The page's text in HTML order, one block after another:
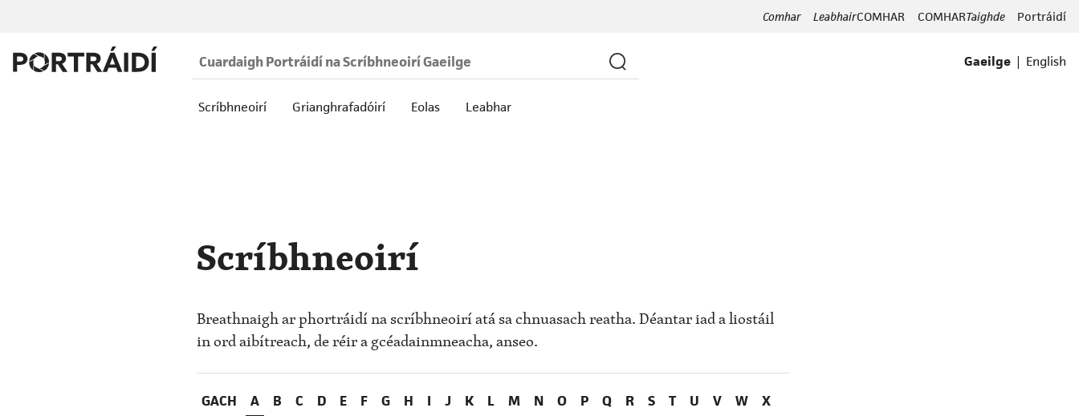
Comhar LeabhairCOMHAR COMHARTaighde Portráidí
Gaeilge | English
Scríbhneoirí Grianghrafadóirí Eolas Leabhar
Scríbhneoirí
Breathnaigh ar phortráidí na scríbhneoirí atá sa chnuasach reatha. Déantar iad a liostáil
in ord aibítreach, de réir a gcéadainmneacha, anseo.
GACH A B C D E F G H I J K L M N O P Q R S T U V W
X